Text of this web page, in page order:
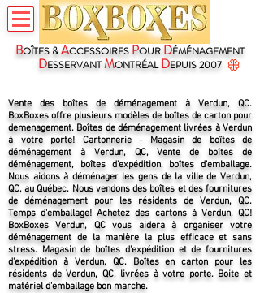
BOÎTES &ACCESSOIRES POUR DÉMÉNAGEMENT
DESSERVANTMONTRÉALDEPUIS 2007
Vente des boîtes de déménagement à Verdun, QC.
BoxBoxes offre plusieurs modèles de boîtes de carton pour
demenagement. Boîtes de déménagement livrées à Verdun
à votre porte! Cartonnerie - Magasin de boîtes de
déménagement à Verdun, QC, Vente de boîtes de
déménagement, boîtes d'expédition, boîtes d'emballage.
Nous aidons à déménager les gens de la ville de Verdun,
QC, au Québec. Nous vendons des boîtes et des fournitures
de déménagement pour les résidents de Verdun, QC.
Temps d'emballage! Achetez des cartons à Verdun, QC!
BoxBoxes Verdun, QC vous aidera à organiser votre
déménagement de la manière la plus efficace et sans
stress. Magasin de boîtes d'expédition et de fournitures
d'expédition à Verdun, QC. Boîtes en carton pour les
résidents de Verdun, QC, livrées à votre porte. Boite et
matériel d'emballage bon marche.